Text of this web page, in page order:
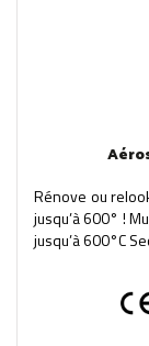
Rénove ou
jusqu’à 600° !
jusqu’à 600°C